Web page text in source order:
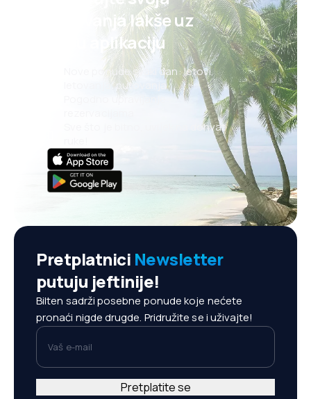
putovanja lakše uz
našu aplikaciju
Nove ponude svaki dan: letovi,
letovanja, putovanja
Sve što je bitno, uvijek na dohvat
Pretplatnici Newsletter
putuju jeftinije!
Bilten sadrži posebne ponude koje nećete
pronaći nigde drugde. Pridružite se i uživajte!
Vaš e-mail
Pretplatite se